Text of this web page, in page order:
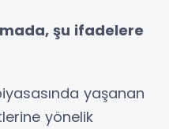
şu ifadelere
yaşanan
yönelik